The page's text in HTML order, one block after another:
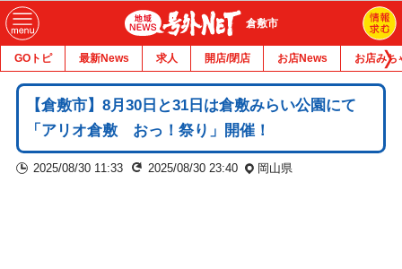
倉敷市
GOトピ 最新News 求人 開店/閉店 お店News お店みち
【倉敷市】8月30日と31日は倉敷みらい公園にて
「アリオ倉敷 おっ！祭り」開催！
2025/08/30 11:33 2025/08/30 23:40 岡山県